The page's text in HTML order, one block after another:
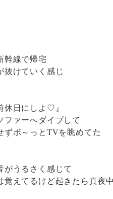
幹線で帰宅
抜けていく感じ
休日にしよ♡』
ファーへダイブして
ずボ～っとTVを眺めてた
がうるさく感じて
覚えてるけど起きたら真夜